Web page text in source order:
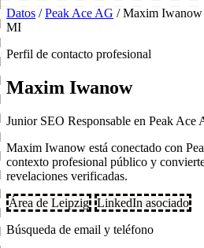
Datos / Peak Ace AG / Maxim Iwanow
MI
Perfil de contacto profesional
Maxim Iwanow
Junior SEO Responsable en Peak Ace
Maxim Iwanow está conectado con
contexto profesional público y
revelaciones verificadas.
Área de Leipzig LinkedIn asociado
Búsqueda de email y teléfono